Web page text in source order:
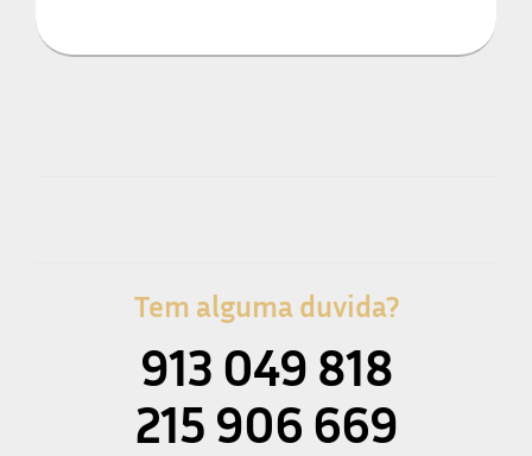
Tem alguma duvida?
913 049 818
215 906 669